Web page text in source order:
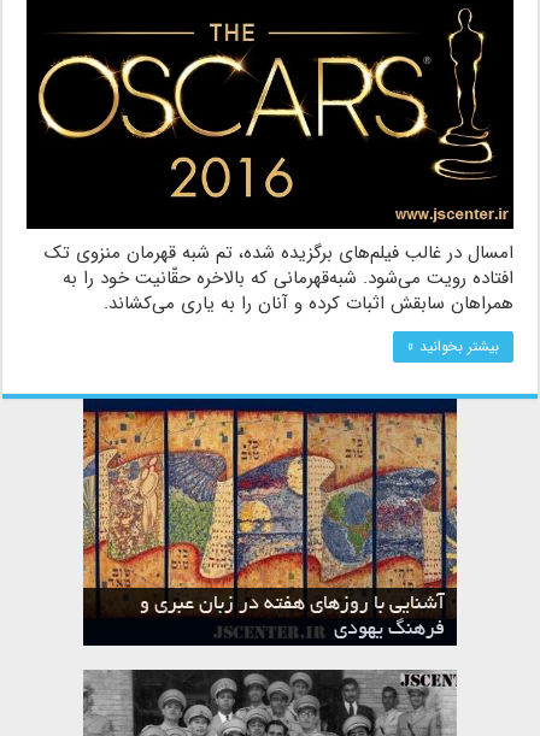
امسال در غالب فیلم‌های برگزیده شده، تم شبه قهرمان منزوی تک
افتاده رویت می‌شود. شبه‌قهرمانی که بالاخره حقّانیت خود را به
همراهان سابقش اثبات کرده و آنان را به یاری می‌کشاند.
بیشتر بخوانید »
آشنایی با روزهای هفته در زبان عبری و
فرهنگ یهودی
ماه نیسان در تقویم عبری و میراث یهود
تقویم عبری
ماه شواط در تقویم عبری و میراث یهود
ماه طوت در تقویم عبری و میراث یهود
ماه حشوان در تقویم عبری و میراث یهود
ماه تیشری در تقویم عبری و میراث یهود
ماه الول در تقویم عبری و میراث یهود